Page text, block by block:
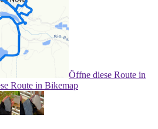
Öffne diese Route in
Route in Bikemap